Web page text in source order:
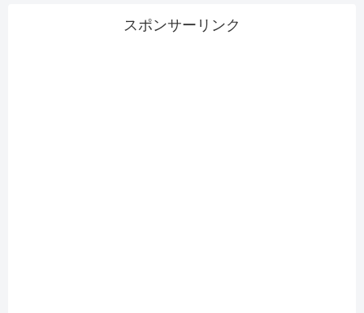
スポンサーリンク